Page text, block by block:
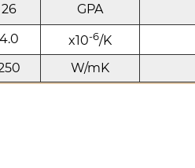
26 GPA
4.0 x10-6/K
W/mK